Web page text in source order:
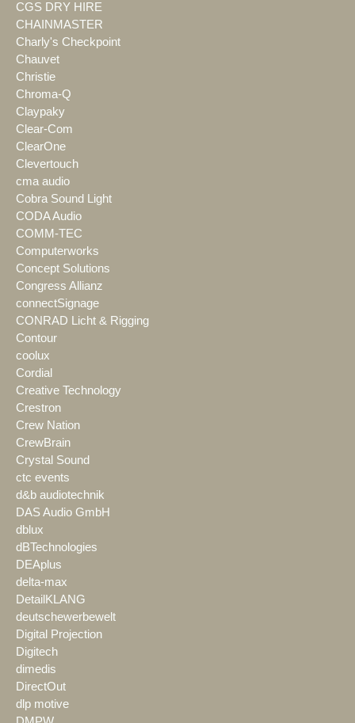
CGS DRY HIRE
CHAINMASTER
Charly's Checkpoint
Chauvet
Christie
Chroma-Q
Claypaky
Clear-Com
ClearOne
Clevertouch
cma audio
Cobra Sound Light
CODA Audio
COMM-TEC
Computerworks
Concept Solutions
Congress Allianz
connectSignage
CONRAD Licht & Rigging
Contour
coolux
Cordial
Creative Technology
Crestron
Crew Nation
CrewBrain
Crystal Sound
ctc events
d&b audiotechnik
DAS Audio GmbH
dblux
dBTechnologies
DEAplus
delta-max
DetailKLANG
deutschewerbewelt
Digital Projection
Digitech
dimedis
DirectOut
dlp motive